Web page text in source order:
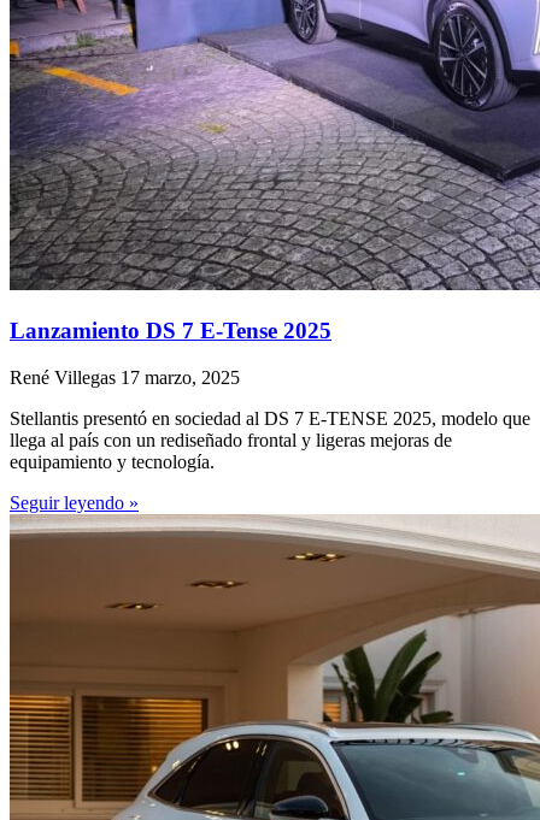
Lanzamiento DS 7 E-Tense 2025
René Villegas 17 marzo, 2025
Stellantis presentó en sociedad al DS 7 E-TENSE 2025, modelo que
llega al país con un rediseñado frontal y ligeras mejoras de
equipamiento y tecnología.
Seguir leyendo »